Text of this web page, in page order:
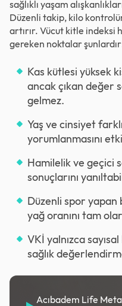
sağlıklı yaşam
Düzenli takip, kilo
artırır. Vücut kitle indeksi
gereken noktalar
Kas kütlesi yüksek
ancak çıkan değer
gelmez.
Yaş ve cinsiyet
yorumlanmasını
Hamilelik ve geçici
sonuçlarını
Düzenli spor
yağ oranını tam
VKİ yalnızca
sağlık
Acıbadem Life